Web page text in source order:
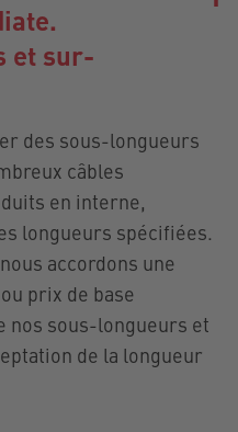
et sur-
des sous-longueurs
câbles
en interne,
longueurs spécifiées.
accordons une
prix de base
nos sous-longueurs et
de la longueur